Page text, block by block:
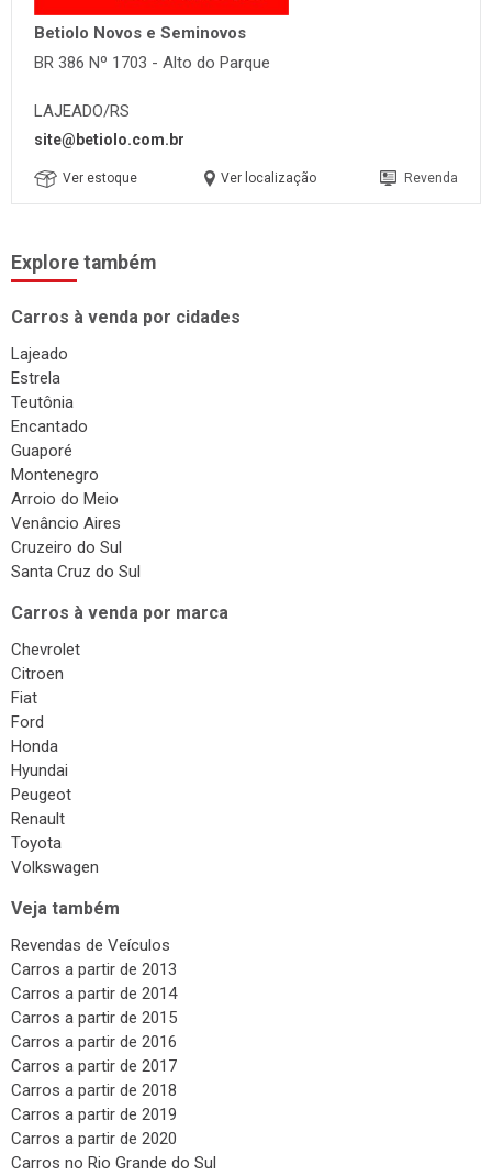
BR 386 Nº 1703 - Alto do Parque
site@betiolo.com.br
Ver estoque
Carros à venda por cidades
Lajeado
Estrela
Teutônia
Encantado
Guaporé
Montenegro
Arroio do Meio
Venâncio Aires
Cruzeiro do Sul
Santa Cruz do Sul
Carros à venda por marca
Chevrolet
Citroen
Fiat
Ford
Honda
Hyundai
Peugeot
Renault
Toyota
Volkswagen
Veja também
Revendas de Veículos
Carros a partir de 2013
Carros a partir de 2014
Carros a partir de 2015
Carros a partir de 2016
Carros a partir de 2017
Carros a partir de 2018
Carros a partir de 2019
Carros a partir de 2020
Carros no Rio Grande do Sul